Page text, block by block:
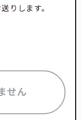
りします。
せん